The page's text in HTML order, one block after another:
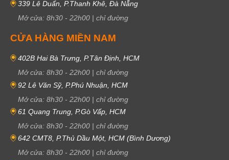
339 Lê Duẩn, P.Thanh Khê, Đà Nẵng
Mở cửa: 8h30 - 22h00 | chỉ đường
CỬA HÀNG MIỀN NAM
402B Hai Bà Trưng, P.Tân Định, HCM
Mở cửa: 8h30 - 22h00 | chỉ đường
92 Lê Văn Sỹ, P.Phú Nhuận, HCM
Mở cửa: 8h30 - 22h00 | chỉ đường
61 Quang Trung, P.Gò Vấp, HCM
Mở cửa: 8h30 - 22h00 | chỉ đường
642 CMT8, P.Thủ Dầu Một, HCM (Bình Dương)
Mở cửa: 8h30 - 22h00 | chỉ đường